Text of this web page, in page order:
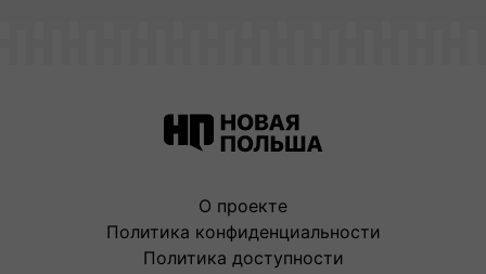
О проекте
Политика конфиденциальности
Политика доступности